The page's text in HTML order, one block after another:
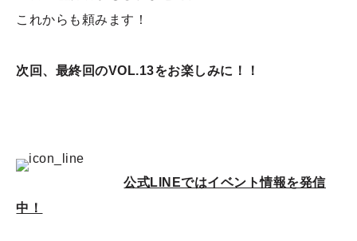
これからも頼みます！
次回、最終回のVOL.13をお楽しみに！！
公式LINEではイベント情報を発信
中！